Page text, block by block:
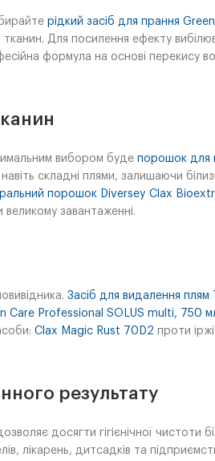
рідкий засіб для прання
тканин. Для посилення ефекту
формула на основі перекису
вибором буде порошок для
складні плями, залишаючи
порошок Diversey Clax
великому завантаженні.
Засіб для видалення
Care Professional SOLUS multi, 750
Clax Magic Rust 70D2 проти
результату
досягти гігієнічної чистоти
лікарень, дитсадків та